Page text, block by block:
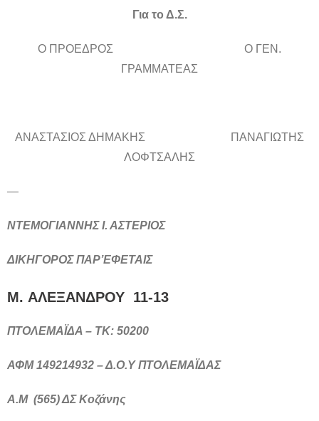
Για το Δ.Σ.
Ο ΠΡΟΕΔΡΟΣ Ο ΓΕΝ.
ΓΡΑΜΜΑΤΕΑΣ
ΑΝΑΣΤΑΣΙΟΣ ΔΗΜΑΚΗΣ ΠΑΝΑΓΙΩΤΗΣ
ΛΟΦΤΣΑΛΗΣ
—
ΝΤΕΜΟΓΙΑΝΝΗΣ Ι. ΑΣΤΕΡΙΟΣ
ΔΙΚΗΓΟΡΟΣ ΠΑΡ’ΕΦΕΤΑΙΣ
M. ΑΛΕΞΑΝΔΡΟΥ 11-13
ΠΤΟΛΕΜΑΪΔΑ – ΤΚ: 50200
ΑΦΜ 149214932 – Δ.Ο.Υ ΠΤΟΛΕΜΑΪΔΑΣ
Α.Μ (565) ΔΣ Κοζάνης